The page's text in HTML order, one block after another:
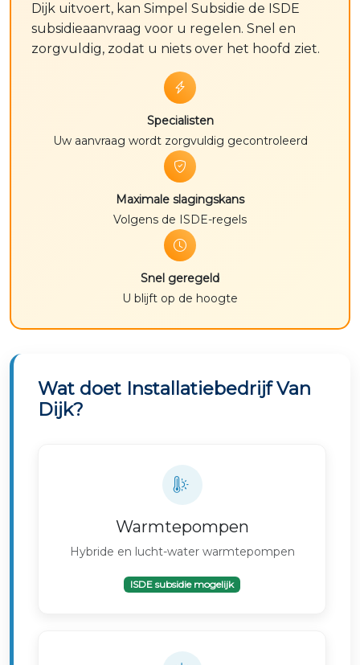
Dijk uitvoert, kan Simpel Subsidie de ISDE
subsidieaanvraag voor u regelen. Snel en
zorgvuldig, zodat u niets over het hoofd ziet.
Specialisten
Uw aanvraag wordt zorgvuldig gecontroleerd
Maximale slagingskans
Volgens de ISDE-regels
Snel geregeld
U blijft op de hoogte
Wat doet Installatiebedrijf Van
Dijk?
Warmtepompen
Hybride en lucht-water warmtepompen
ISDE subsidie mogelijk